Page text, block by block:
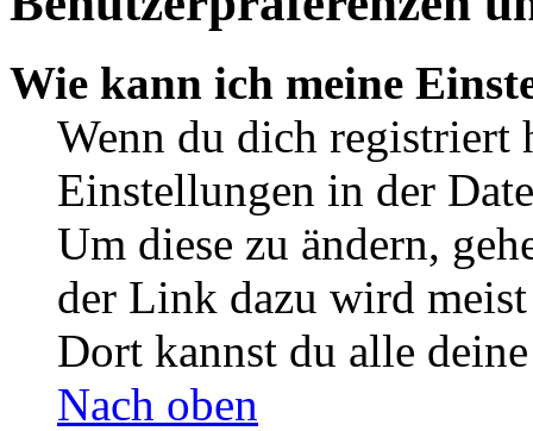
Wie kann ich meine
Wenn du dich registriert
Einstellungen in der
Um diese zu ändern,
der Link dazu wird
Dort kannst du alle
Nach oben